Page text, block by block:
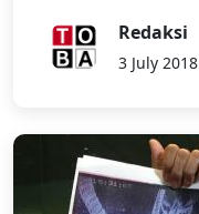
Redaksi
3 July 2018